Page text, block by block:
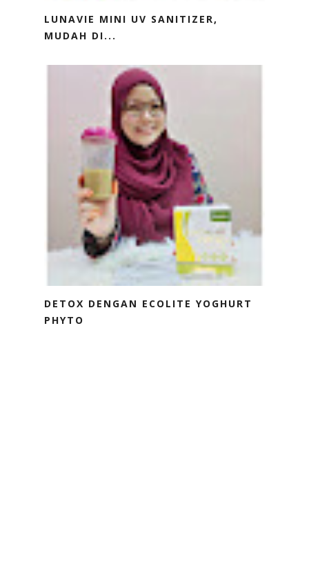
LUNAVIE MINI UV SANITIZER,
MUDAH DI...
DETOX DENGAN ECOLITE YOGHURT
PHYTO